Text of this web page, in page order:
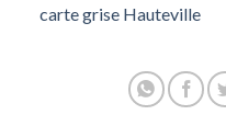
carte grise Hauteville